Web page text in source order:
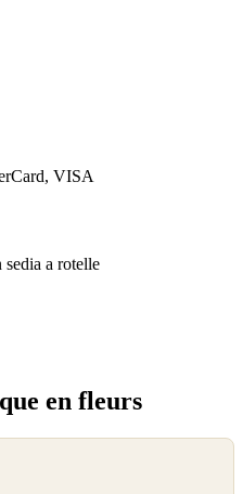
VISA
sedia a rotelle
en fleurs